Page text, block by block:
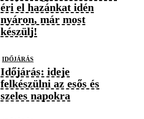
éri el hazánkat idén
nyáron, már most
készülj!
IDŐJÁRÁS
Időjárás: ideje
felkészülni az esős és
szeles napokra